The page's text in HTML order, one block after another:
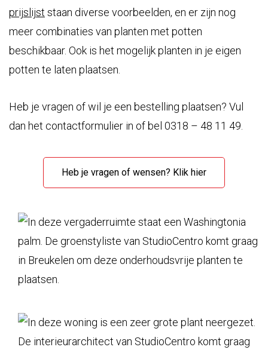
prijslijst staan diverse voorbeelden, en er zijn nog
meer combinaties van planten met potten
beschikbaar. Ook is het mogelijk planten in je eigen
potten te laten plaatsen.
Heb je vragen of wil je een bestelling plaatsen? Vul
dan het contactformulier in of bel 0318 – 48 11 49.
Heb je vragen of wensen? Klik hier